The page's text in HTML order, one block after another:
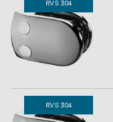
RVS 304
RVS 304